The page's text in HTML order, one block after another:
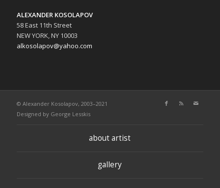
ALEXANDER KOSOLAPOV
58 East 11th Street
NEW YORK, NY 10003
alkosolapov@yahoo.com
© Alexander Kosolapov, 2003–2021
Designed by George Lesskis
about artist
gallery